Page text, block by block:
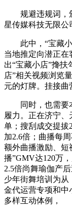
规避违规词，颁
星传媒科技无限公
此中，“宝藏小
当地推定向潜正在
出“宝藏小店”搀扶
店”相关视频浏览
元的灯牌。挂接曲
同时，也需要本
履力。正在济宁
单；搜刮成交提拔
加2.6倍；曲播每
额外曲播激励、短
播”GMV达120万
2.5倍尚舞瑜伽产
少年街舞培训为从
金代运营专项和中
多样互动体例，